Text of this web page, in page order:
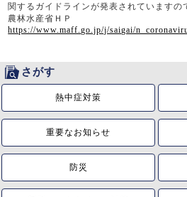
関するガイドラインが発表されていますの
農林水産省ＨＰ
https://www.maff.go.jp/j/saigai/
さがす
熱中症対策
重要なお知らせ
防災